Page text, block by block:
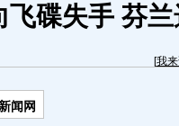
飞碟失手 芬
[我
闻网